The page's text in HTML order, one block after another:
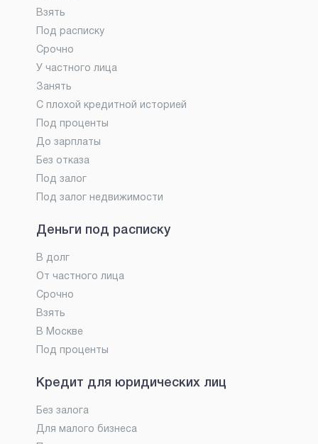
Взять
Под расписку
Срочно
У частного лица
Занять
С плохой кредитной историей
Под проценты
До зарплаты
Без отказа
Под залог
Под залог недвижимости
Деньги под расписку
В долг
От частного лица
Срочно
Взять
В Москве
Под проценты
Кредит для юридических лиц
Без залога
Для малого бизнеса